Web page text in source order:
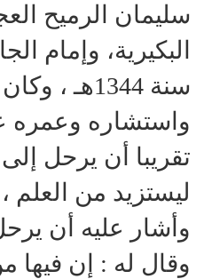
سليمان الرميح
البكيرية، وإمام
سنة 1344هـ
واستشاره وعمره
تقريبا أن يرحل إلى
ليستزيد من العلم
وأشار عليه أن
وقال له : إن فيها